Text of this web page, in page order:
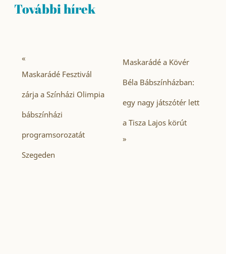
További hírek
«
Maskarádé Fesztivál
zárja a Színházi Olimpia
bábszínházi
programsorozatát
Szegeden
Maskarádé a Kövér
Béla Bábszínházban:
egy nagy játszótér lett
a Tisza Lajos körút
»